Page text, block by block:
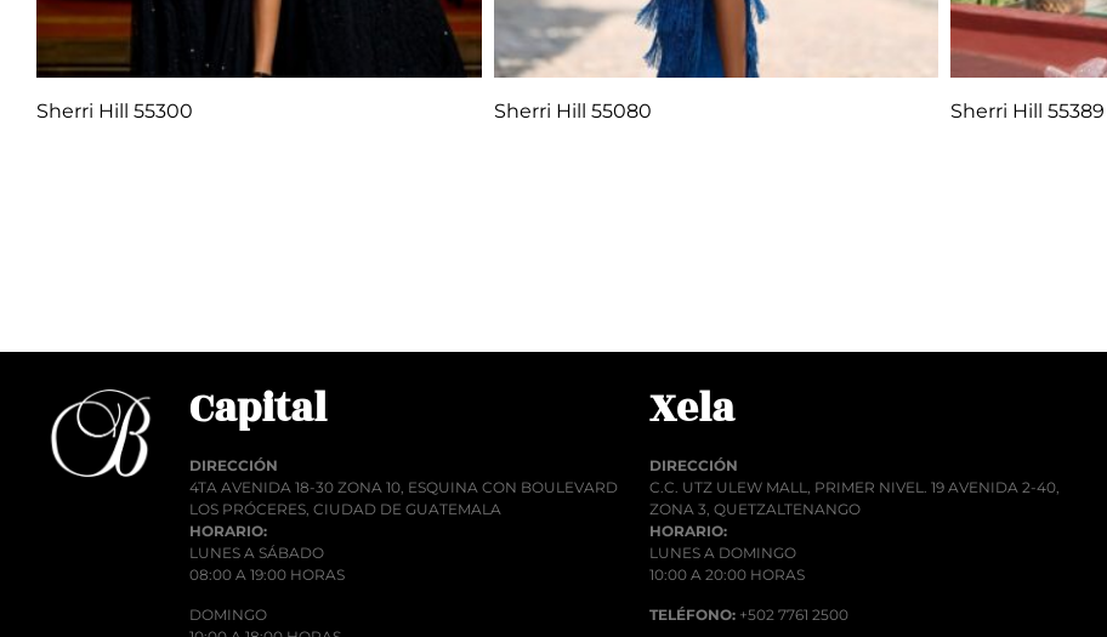
Sherri Hill 55300 Sherri Hill 55080 Sherri Hill 55389
Capital
DIRECCIÓN
4TA AVENIDA 18-30 ZONA 10, ESQUINA CON BOULEVARD
LOS PRÓCERES, CIUDAD DE GUATEMALA
HORARIO:
LUNES A SÁBADO
08:00 A 19:00 HORAS
DOMINGO
Xela
DIRECCIÓN
C.C. UTZ ULEW MALL, PRIMER NIVEL. 19 AVENIDA 2-40,
ZONA 3, QUETZALTENANGO
HORARIO:
LUNES A DOMINGO
10:00 A 20:00 HORAS
TELÉFONO:+502 7761 2500